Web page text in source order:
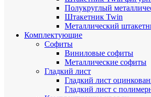
Полукруглый
Штакетник Twin
Металлический
Комплектующие
Cофиты
Виниловые софиты
Металлические софиты
Гладкий лист
Гладкий лист
Гладкий лист с